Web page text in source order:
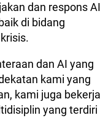
dan respons AI
di bidang
dan AI yang
kami yang
kami juga bekerja
yang terdiri